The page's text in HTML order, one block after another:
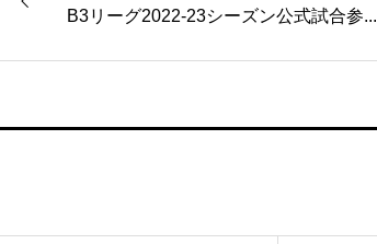
B3リーグ2022-23シーズン公式試合参...